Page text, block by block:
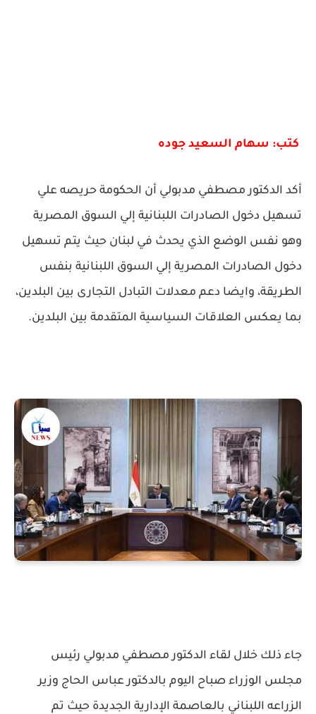
كتب: سهام السعيد جوده
أكد الدكتور مصطفي مدبولي أن الحكومة حريصه علي
تسهيل دخول الصادرات اللبنانية إلي السوق المصرية
وهو نفس الوضع الذي يحدث في لبنان حيث يتم تسهيل
دخول الصادرات المصرية إلي السوق اللبنانية بنفس
الطريقة، وايضا دعم معدلات التبادل التجارى بين البلدين،
بما يعكس العلاقات السياسية المتقدمة بين البلدين.
جاء ذلك خلال لقاء الدكتور مصطفي مدبولي رئيس
مجلس الوزراء صباح اليوم بالدكتور عباس الحاج وزير
الزراعه اللبناني بالعاصمة الإدارية الجديدة حيث تم